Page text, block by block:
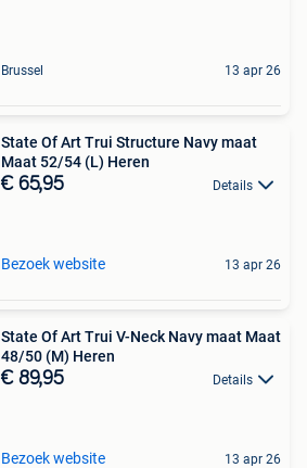
Brussel 13 apr 26
State Of Art Trui Structure Navy maat
Maat 52/54 (L) Heren
€ 65,95 Details
Bezoek website 13 apr 26
State Of Art Trui V-Neck Navy maat Maat
48/50 (M) Heren
€ 89,95 Details
Bezoek website 13 apr 26